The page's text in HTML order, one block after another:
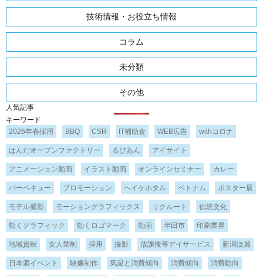
技術情報・お役立ち情報
コラム
未分類
その他
人気記事
キーワード
2026年春採用
BBQ CSR IT補助金 WEB広告 withコロナ
はんだオープンファクトリー るびあん アイサイト
アニメーション動画 イラスト動画 オンラインセミナー カレー
バーベキュー プロモーション ヘイケホタル ベトナム ポスター展
モデル撮影 モーショングラフィックス リクルート 伝統文化
動くグラフィック 動くロゴマーク 動画 半田市 印刷業界
地域貢献 女人禁制 採用 撮影 放課後等デイサービス 新潟淡麗
日本酒イベント 映像制作 気温と消費傾向 消費傾向 消費動向